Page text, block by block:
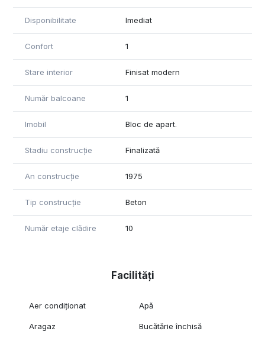
Disponibilitate Imediat
Confort 1
Stare interior Finisat modern
Număr balcoane 1
Imobil Bloc de apart.
Stadiu construcție Finalizată
An construcție 1975
Tip construcție Beton
Număr etaje clădire 10
Facilități
Aer condiționat Apă
Aragaz Bucătărie închisă